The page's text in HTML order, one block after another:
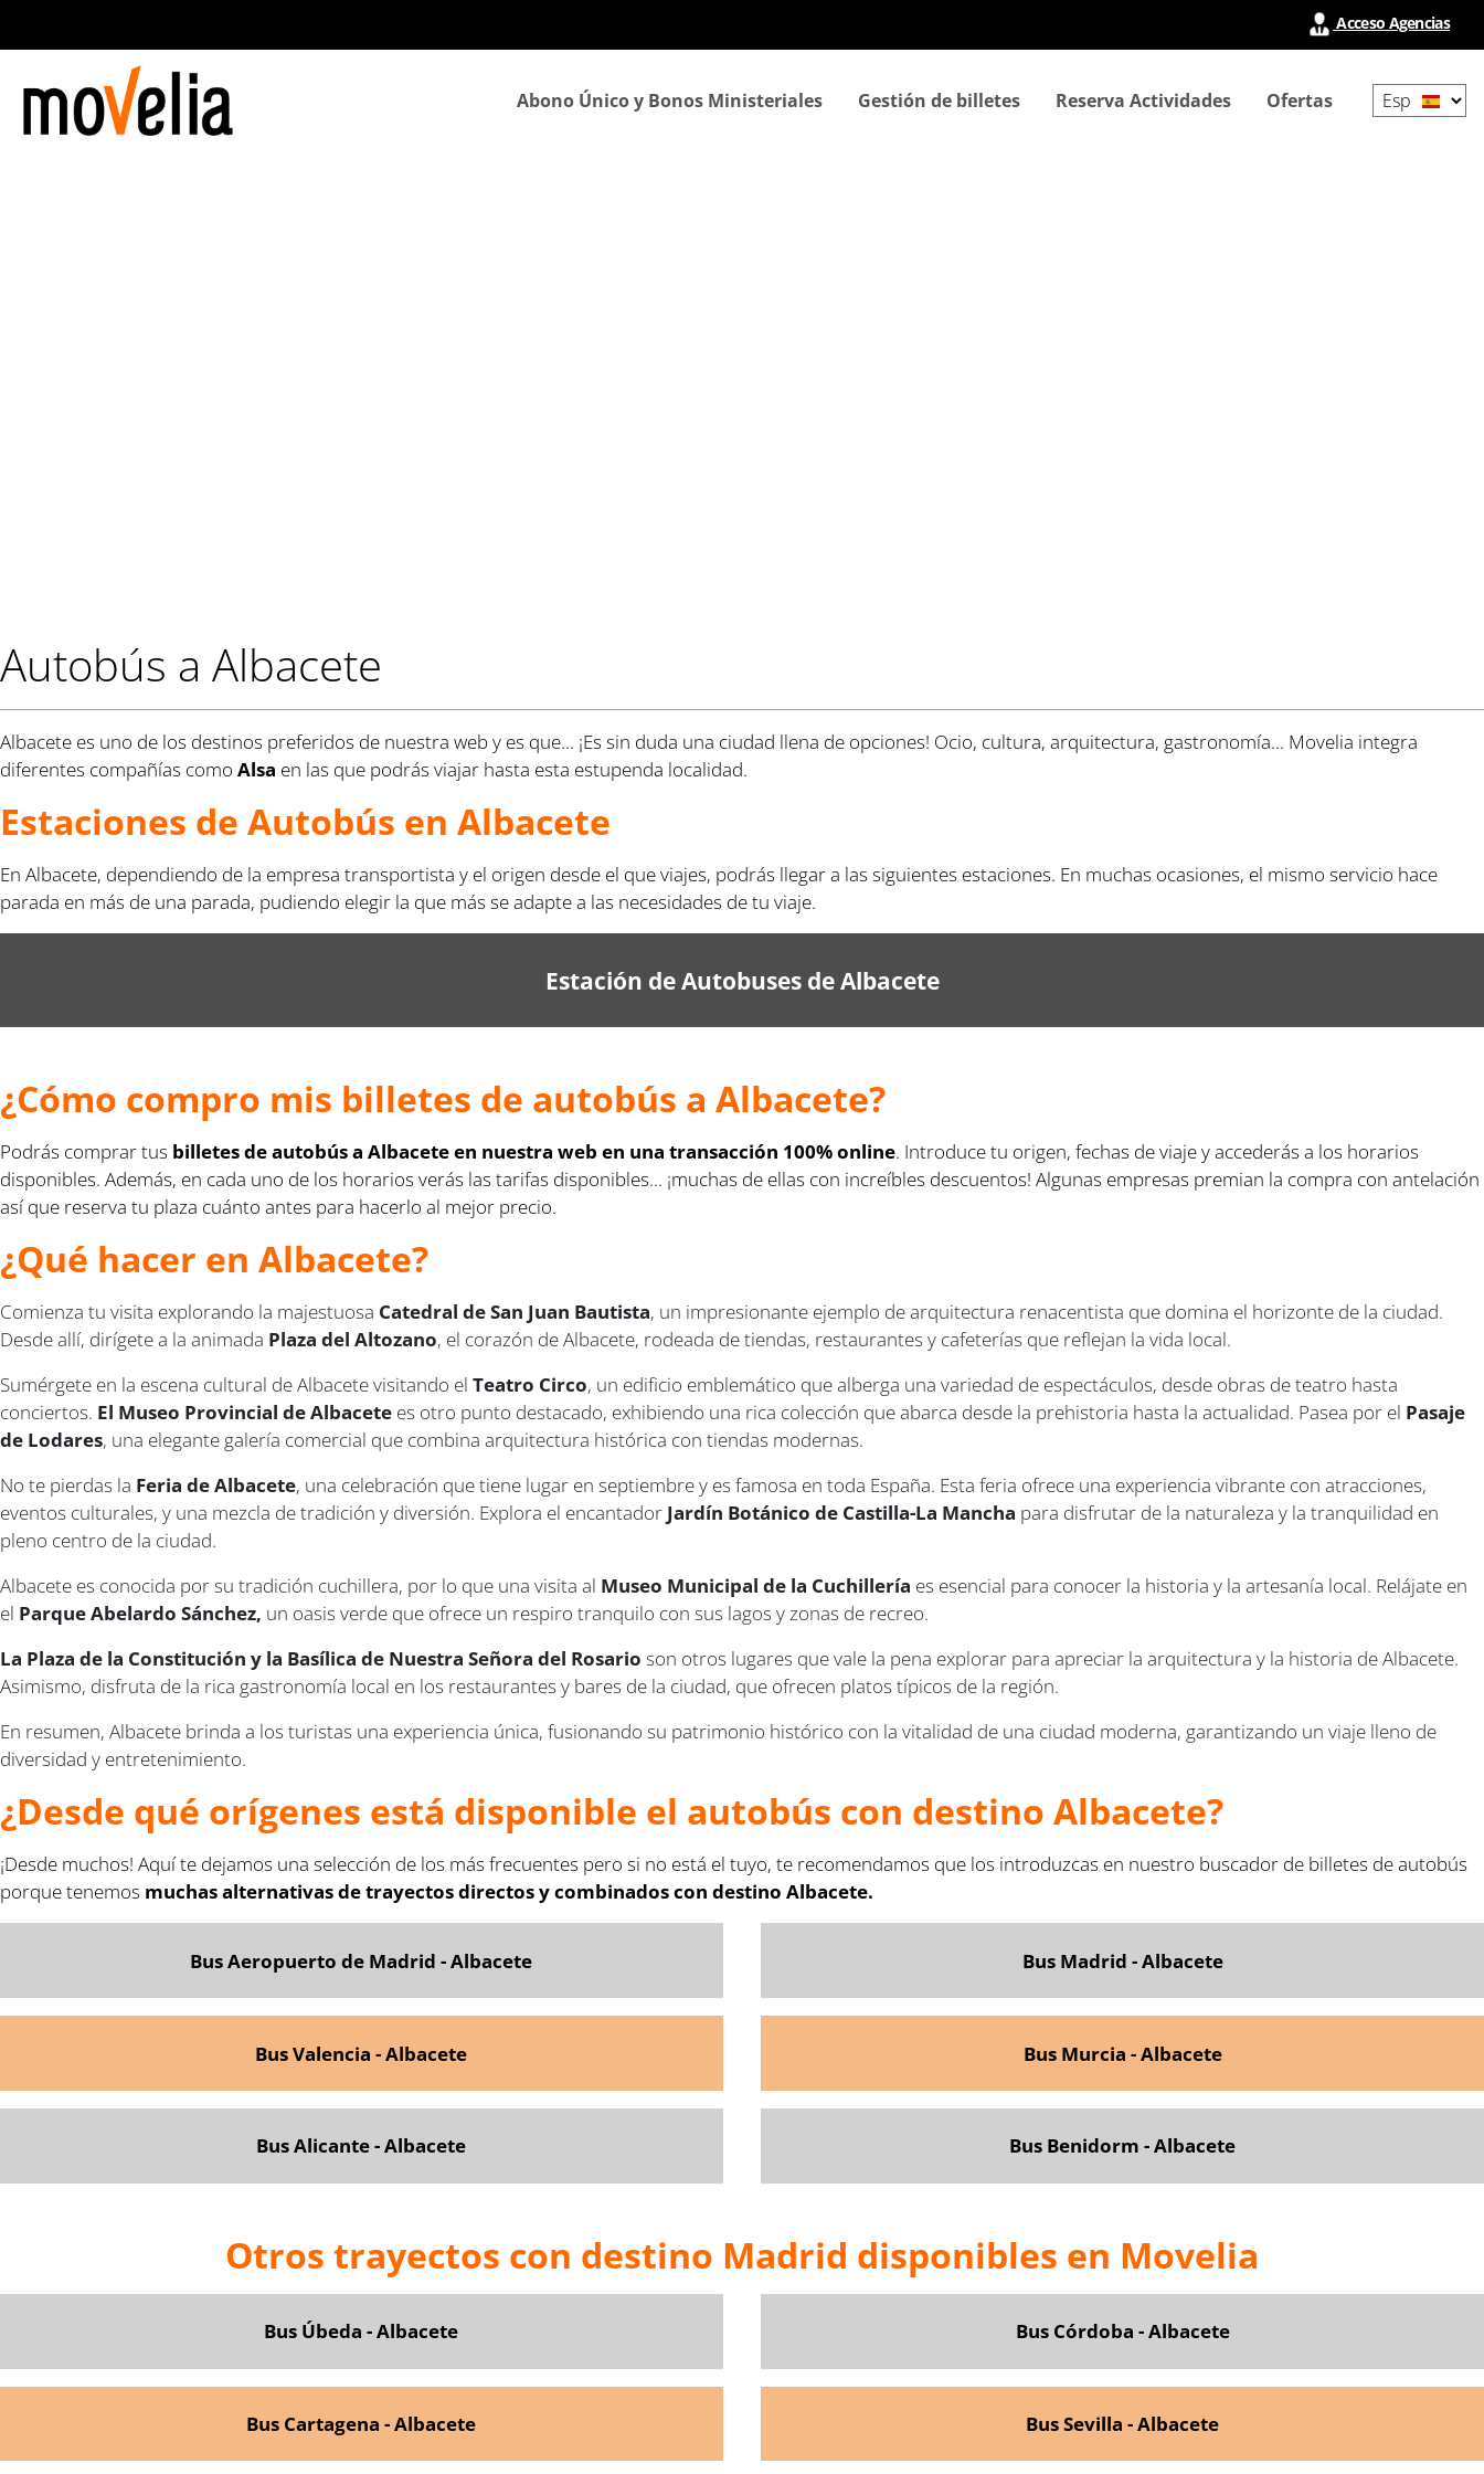
principal
Acceso Agencias
Abono Único y Bonos Ministeriales Gestión de billetes Reserva Actividades Ofertas
your
Autobús a Albacete
Albacete es uno de los destinos preferidos de nuestra web y es que... ¡Es sin duda una ciudad llena de opciones! Ocio, cultura, arquitectura, gastronomía... Movelia integra
diferentes compañías como Alsa en las que podrás viajar hasta esta estupenda localidad.
Estaciones de Autobús en Albacete
En Albacete, dependiendo de la empresa transportista y el origen desde el que viajes, podrás llegar a las siguientes estaciones. En muchas ocasiones, el mismo servicio hace
parada en más de una parada, pudiendo elegir la que más se adapte a las necesidades de tu viaje.
Estación de Autobuses de Albacete
¿Cómo compro mis billetes de autobús a Albacete?
Podrás comprar tus billetes de autobús a Albacete en nuestra web en una transacción 100% online. Introduce tu origen, fechas de viaje y accederás a los horarios
disponibles. Además, en cada uno de los horarios verás las tarifas disponibles... ¡muchas de ellas con increíbles descuentos! Algunas empresas premian la compra con antelación
así que reserva tu plaza cuánto antes para hacerlo al mejor precio.
¿Qué hacer en Albacete?
Comienza tu visita explorando la majestuosa Catedral de San Juan Bautista, un impresionante ejemplo de arquitectura renacentista que domina el horizonte de la ciudad.
Desde allí, dirígete a la animada Plaza del Altozano, el corazón de Albacete, rodeada de tiendas, restaurantes y cafeterías que reflejan la vida local.
Sumérgete en la escena cultural de Albacete visitando el Teatro Circo, un edificio emblemático que alberga una variedad de espectáculos, desde obras de teatro hasta
conciertos. El Museo Provincial de Albacete es otro punto destacado, exhibiendo una rica colección que abarca desde la prehistoria hasta la actualidad. Pasea por el Pasaje
de Lodares, una elegante galería comercial que combina arquitectura histórica con tiendas modernas.
No te pierdas la Feria de Albacete, una celebración que tiene lugar en septiembre y es famosa en toda España. Esta feria ofrece una experiencia vibrante con atracciones,
eventos culturales, y una mezcla de tradición y diversión. Explora el encantador Jardín Botánico de Castilla-La Mancha para disfrutar de la naturaleza y la tranquilidad en
pleno centro de la ciudad.
Albacete es conocida por su tradición cuchillera, por lo que una visita al Museo Municipal de la Cuchillería es esencial para conocer la historia y la artesanía local. Relájate en
el Parque Abelardo Sánchez, un oasis verde que ofrece un respiro tranquilo con sus lagos y zonas de recreo.
La Plaza de la Constitución y la Basílica de Nuestra Señora del Rosario son otros lugares que vale la pena explorar para apreciar la arquitectura y la historia de Albacete.
Asimismo, disfruta de la rica gastronomía local en los restaurantes y bares de la ciudad, que ofrecen platos típicos de la región.
En resumen, Albacete brinda a los turistas una experiencia única, fusionando su patrimonio histórico con la vitalidad de una ciudad moderna, garantizando un viaje lleno de
diversidad y entretenimiento.
¿Desde qué orígenes está disponible el autobús con destino Albacete?
¡Desde muchos! Aquí te dejamos una selección de los más frecuentes pero si no está el tuyo, te recomendamos que los introduzcas en nuestro buscador de billetes de autobús
porque tenemos muchas alternativas de trayectos directos y combinados con destino Albacete.
Bus Aeropuerto de Madrid - Albacete
Bus Valencia - Albacete
Bus Alicante - Albacete
Bus Madrid - Albacete
Bus Murcia - Albacete
Bus Benidorm - Albacete
Otros trayectos con destino Madrid disponibles en Movelia
Bus Úbeda - Albacete
Bus Cartagena - Albacete
Bus Córdoba - Albacete
Bus Sevilla - Albacete